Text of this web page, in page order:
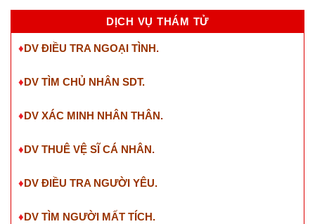
DỊCH VỤ THÁM TỬ
♦DV ĐIỀU TRA NGOẠI TÌNH.
♦DV TÌM CHỦ NHÂN SDT.
♦DV XÁC MINH NHÂN THÂN.
♦DV THUÊ VỆ SĨ CÁ NHÂN.
♦DV ĐIỀU TRA NGƯỜI YÊU.
♦DV TÌM NGƯỜI MẤT TÍCH.